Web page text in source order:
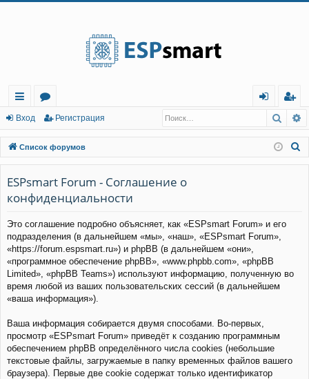
с
ы
лк
и
о
ру
м
ы
д
г
ис
тр
Вход Регистрация
Список форумов
ESPsmart Forum - Соглашение о
конфиденциальности
Это соглашение подробно объясняет, как «ESPsmart Forum» и его
подразделения (в дальнейшем «мы», «наш», «ESPsmart Forum»,
«https://forum.espsmart.ru») и phpBB (в дальнейшем «они»,
«программное обеспечение phpBB», «www.phpbb.com», «phpBB
Limited», «phpBB Teams») используют информацию, полученную во
время любой из ваших пользовательских сессий (в дальнейшем
«ваша информация»).
Ваша информация собирается двумя способами. Во-первых,
просмотр «ESPsmart Forum» приведёт к созданию программным
обеспечением phpBB определённого числа cookies (небольшие
текстовые файлы, загружаемые в папку временных файлов вашего
браузера). Первые две cookie содержат только идентификатор